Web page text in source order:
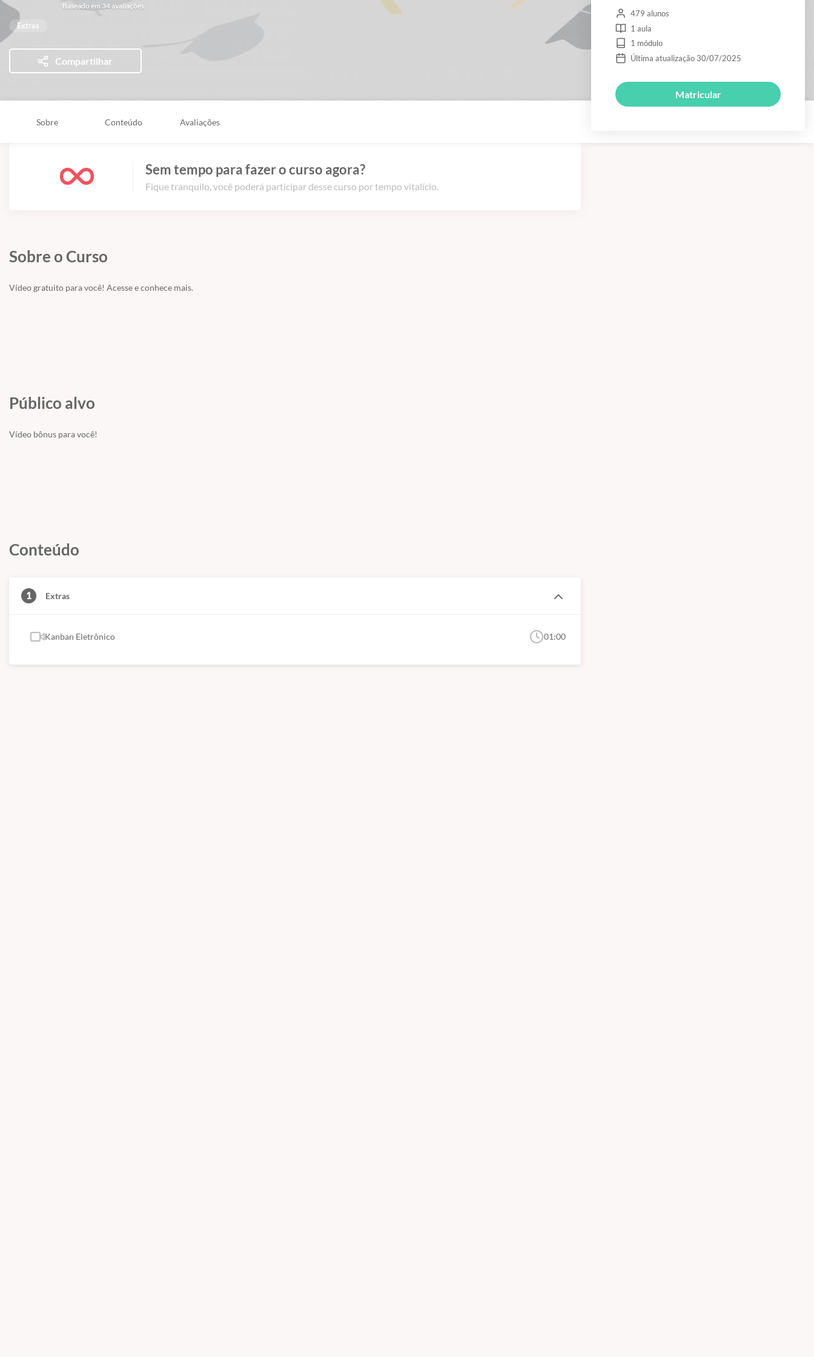
Baseado em 34 avaliações
Extras
Compartilhar
Sobre Conteúdo Avaliações
Sem tempo para fazer o curso agora?
Fique tranquilo, você poderá participar desse curso por tempo vitalício.
Sobre o Curso
Vídeo gratuito para você! Acesse e conhece mais.
Público alvo
Vídeo bônus para você!
Conteúdo
1 Extras
Kanban Eletrônico 01:00
479 alunos
1 aula
1 módulo
Última atualização 30/07/2025
Matricular